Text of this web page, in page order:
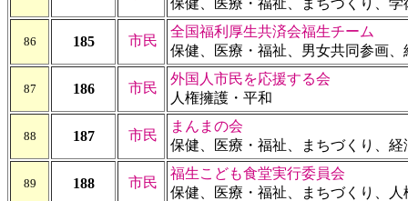
保健、医療・福祉、まちづくり、
86 185 市民
全国福利厚生共済会福生チーム
保健、医療・福祉、男女共同参画
87 186 市民
外国人市民を応援する会
人権擁護・平和
88 187 市民
まんまの会
保健、医療・福祉、まちづくり、
89 188 市民
福生こども食堂実行委員会
保健、医療・福祉、まちづくり、